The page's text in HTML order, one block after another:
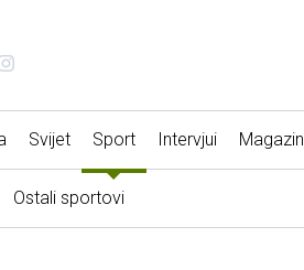
Svijet Sport Intervjui Magazin
Ostali sportovi